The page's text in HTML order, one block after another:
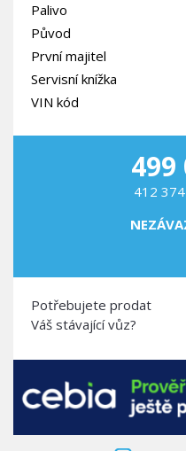
Palivo
Původ
První majitel
Servisní knížka
VIN kód
499
412
Potřebujete prodat
Váš stávající vůz?